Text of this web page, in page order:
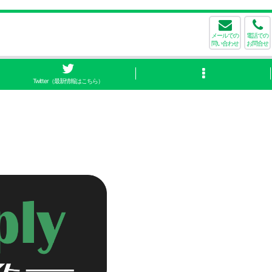
メールでの
問い合わせ
電話での
お問合せ
Twitter（最新情報はこちら）